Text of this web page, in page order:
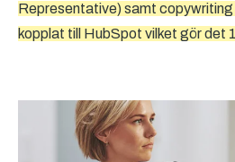
Representative) samt
kopplat till HubSpot vilket gör det